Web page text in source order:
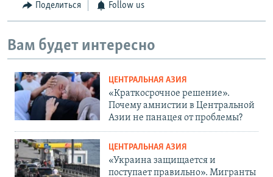
Поделиться Follow us
Вам будет интересно
ЦЕНТРАЛЬНАЯ АЗИЯ
«Краткосрочное решение».
Почему амнистии в Центральной
Азии не панацея от проблемы?
ЦЕНТРАЛЬНАЯ АЗИЯ
«Украина защищается и
поступает правильно». Мигранты